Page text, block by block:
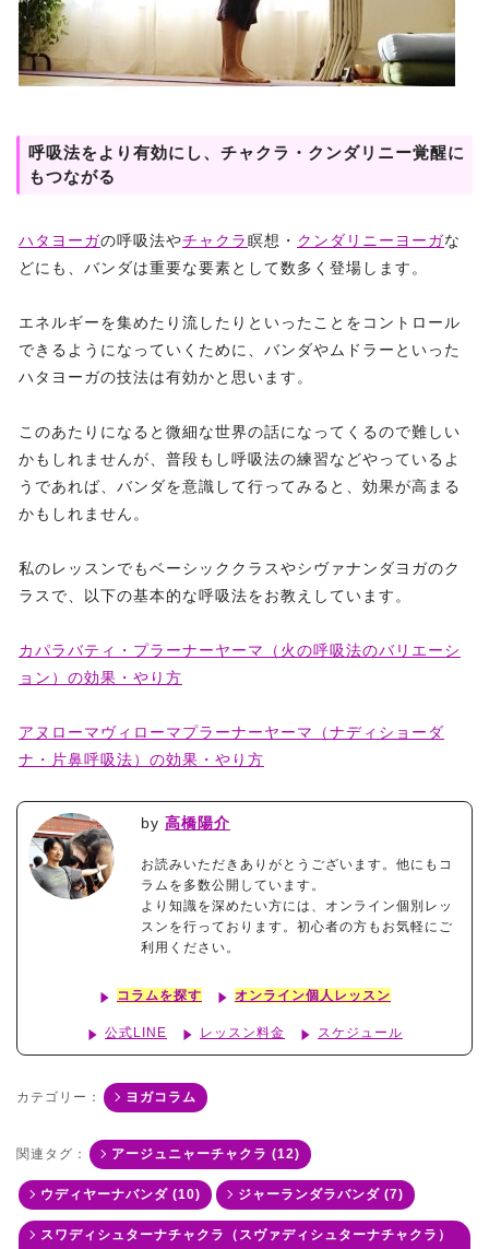
呼吸法をより有効にし、チャクラ・クンダリニー覚醒に
もつながる
ハタヨーガの呼吸法やチャクラ瞑想・ クンダリニーヨーガな
どにも、バンダは重要な要素として数多く登場します。
エネルギーを集めたり流したりといったことをコントロール
できるようになっていくために、バンダやムドラーといった
ハタヨーガの技法は有効かと思います。
このあたりになると微細な世界の話になってくるので難しい
かもしれませんが、普段もし呼吸法の練習などやっているよ
うであれば、バンダを意識して行ってみると、効果が高まる
かもしれません。
私のレッスンでもベーシッククラスやシヴァナンダヨガのク
ラスで、以下の基本的な呼吸法をお教えしています。
カパラバティ・プラーナーヤーマ（火の呼吸法のバリエーシ
ョン）の効果・やり方
アヌローマヴィローマプラーナーヤーマ（ナディショーダ
ナ・片鼻呼吸法）の効果・やり方
by 高橋陽介
お読みいただきありがとうございます。他にもコ
ラムを多数公開しています。
より知識を深めたい方には、オンライン個別レッ
スンを行っております。初心者の方もお気軽にご
利用ください。
コラムを探す オンライン個人レッスン
公式LINE レッスン料金 スケジュール
カテゴリー： ヨガコラム
関連タグ： アージュニャーチャクラ (12)
ウディヤーナバンダ (10) ジャーランダラバンダ (7)
スワディシュターナチャクラ（スヴァディシュターナチャクラ）